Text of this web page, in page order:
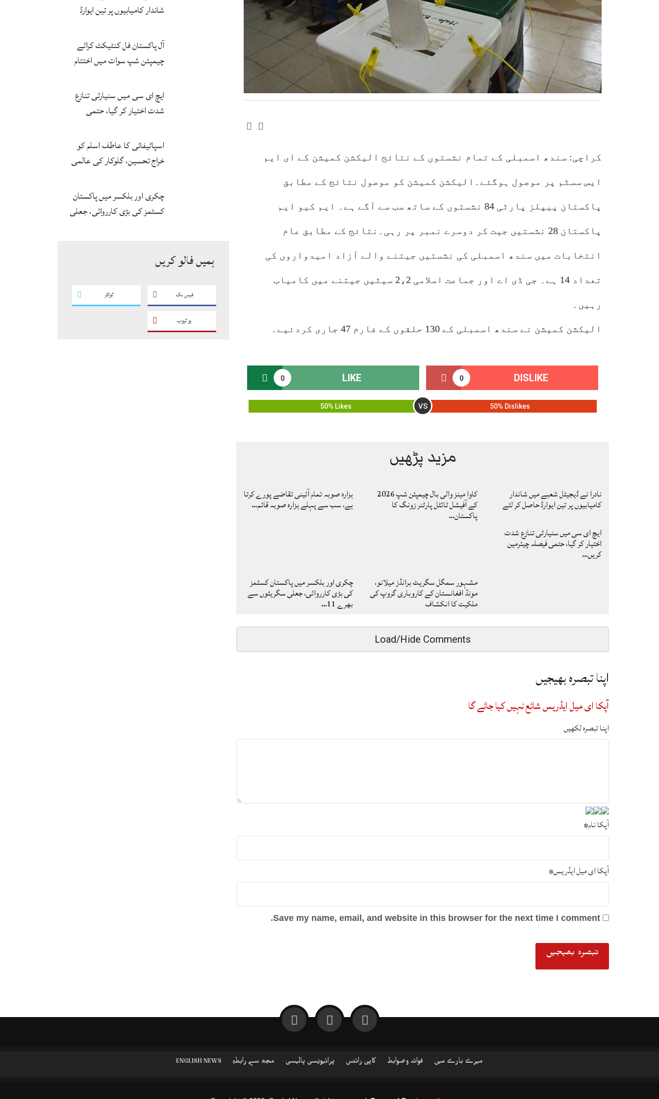
شاندار کامیابیوں پر تین ایوارڈ
آل پاکستان فل کنٹیکٹ کراٹے
چیمپئن شپ سوات میں اختتام
ایچ ای سی میں سنیارٹی تنازع
شدت اختیار کر گیا، حتمی
اسپاٹیفائی کا عاطف اسلم کو
خراج تحسین، گلوکار کی عالمی
چکری اور بلکسر میں پاکستان
کسٹمز کی بڑی کارروائی، جعلی
ہمیں فالو کریں
فیس بک ٹوئٹر
یو ٹیوب
کراچی: سندھ اسمبلی کے تمام نشستوں کے نتائج الیکشن کمیشن کے ای ایم
ایس سسٹم پر موصول ہوگئے۔الیکشن کمیشن کو موصول نتائج کے مطابق
پاکستان پیپلز پارٹی 84 نشستوں کے ساتھ سب سے آگے ہے۔ ایم کیو ایم
پاکستان 28 نشستیں جیت کر دوسرے نمبر پر رہی۔نتائج کے مطابق عام
انتخابات میں سندھ اسمبلی کی نشستیں جیتنے والے آزاد امیدواروں کی
تعداد 14 ہے۔ جی ڈی اے اور جماعت اسلامی 2،2 سیٹیں جیتنے میں کامیاب
رہیں۔
الیکشن کمیشن نے سندھ اسمبلی کے 130 حلقوں کے فارم 47 جاری کردئیے۔
0 LIKE 0 DISLIKE
50% Likes VS 50% Dislikes
مزید پڑھیں
ہزارہ صوبہ تمام آئینی تقاضے پورے کرتا
ہے، سب سے پہلے ہزارہ صوبہ قائم…
کاوا مینز والی بال چیمپئن شپ 2026
کے آفیشل ٹائٹل پارٹنر زونگ کا
پاکستان…
نادرا نے ڈیجیٹل شعبے میں شاندار
کامیابیوں پر تین ایوارڈ حاصل کر لئے
ایچ ای سی میں سنیارٹی تنازع شدت
اختیار کر گیا، حتمی فیصلہ چیئرمین
کریں…
چکری اور بلکسر میں پاکستان کسٹمز
کی بڑی کارروائی، جعلی سگریٹوں سے
بھرے 11…
مشہور سمگل سگریٹ برانڈز میلانو،
مونڈ افغانستان کے کاروباری گروپ کی
ملکیت کا انکشاف
Load/Hide Comments
اپنا تبصرہ بھیجیں
آپکا ای میل ایڈریس شائع نہیں کیا جائے گا
اپنا تبصرہ لکھیں
آپکا نام*
آپکا ای میل ایڈریس*
Save my name, email, and website in this browser for the next time I comment.
میرے بارے میں قوائد و ضوابط کاپی رائٹس پرائیویسی پالیسی مجھ سے رابطہ ENGLISH NEWS